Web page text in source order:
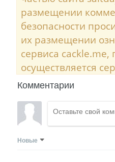
размещении
безопасности
их размещении
сервиса
осуществляется
Комментарии
Новые